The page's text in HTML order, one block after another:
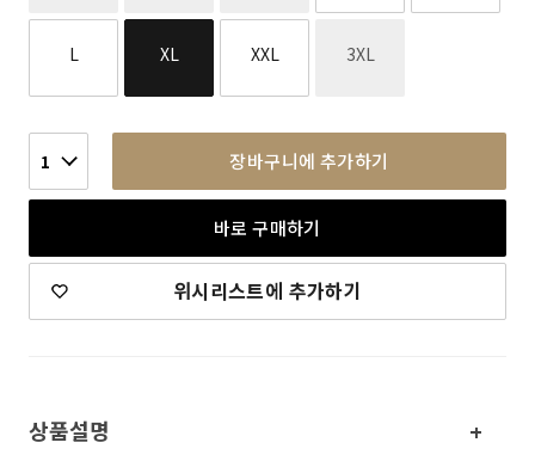
L XL XXL 3XL
1 장바구니에 추가하기
바로 구매하기
위시리스트에 추가하기
상품설명